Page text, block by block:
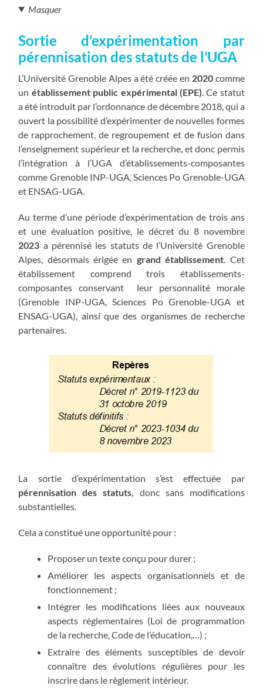
Masquer
Sortie d’expérimentation par
pérennisation des statuts de l’UGA
L’Université Grenoble Alpes a été créée en 2020 comme
un établissement public expérimental (EPE) . Ce statut
a été introduit par l’ordonnance de décembre 2018, qui a
ouvert la possibilité d’expérimenter de nouvelles formes
de rapprochement, de regroupement et de fusion dans
l’enseignement supérieur et la recherche, et donc permis
l’intégration à l’UGA d’établissements-composantes
comme Grenoble INP-UGA, Sciences Po Grenoble-UGA
et ENSAG-UGA.
Au terme d’une période d’expérimentation de trois ans
et une évaluation positive, le décret du 8 novembre
2023 a pérennisé les statuts de l’Université Grenoble
Alpes, désormais érigée en grand établissement . Cet
établissement comprend trois établissements-
composantes conservant leur personnalité morale
(Grenoble INP-UGA, Sciences Po Grenoble-UGA et
ENSAG-UGA), ainsi que des organismes de recherche
partenaires.
La sortie d’expérimentation s’est effectuée par
pérennisation des statuts , donc sans modifications
substantielles.
Cela a constitué une opportunité pour :
Proposer un texte conçu pour durer ;
Améliorer les aspects organisationnels et de
fonctionnement ;
Intégrer les modifications liées aux nouveaux
aspects réglementaires (Loi de programmation
de la recherche, Code de l’éducation,…) ;
Extraire des éléments susceptibles de devoir
connaître des évolutions régulières pour les
inscrire dans le règlement intérieur.